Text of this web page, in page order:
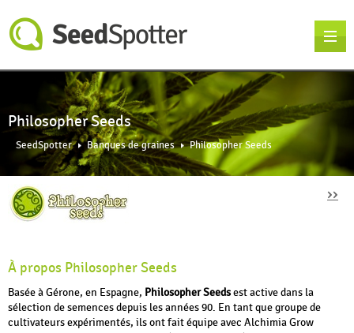
Philosopher Seeds
SeedSpotter Banques de graines Philosopher Seeds
››
À propos Philosopher Seeds
Basée à Gérone, en Espagne, Philosopher Seedsest active dans la
sélection de semences depuis les années 90. En tant que groupe de
cultivateurs expérimentés, ils ont fait équipe avec Alchimia Grow